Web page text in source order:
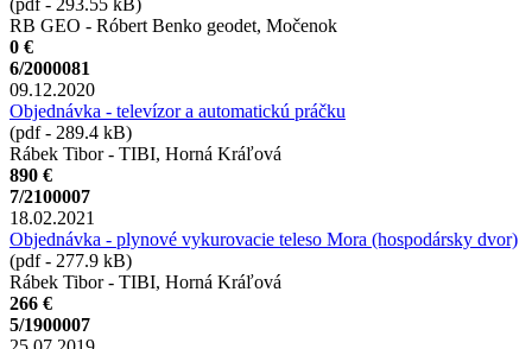
(pdf - 293.55 kB)
RB GEO - Róbert Benko geodet, Močenok
0 €
6/2000081
09.12.2020
Objednávka - televízor a automatickú práčku
(pdf - 289.4 kB)
Rábek Tibor - TIBI, Horná Kráľová
890 €
7/2100007
18.02.2021
Objednávka - plynové vykurovacie teleso Mora (hospodársky dvor)
(pdf - 277.9 kB)
Rábek Tibor - TIBI, Horná Kráľová
266 €
5/1900007